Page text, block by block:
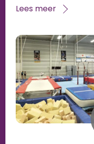
Lees meer